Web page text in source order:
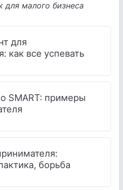
малого бизнеса
для
как все успевать
SMART: примеры
борьба